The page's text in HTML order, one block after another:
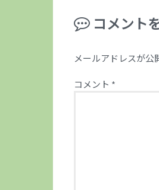
コメント
メールアドレスが公
コメント *